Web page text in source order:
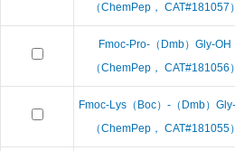
（ChemPep， CAT#181057）
Fmoc-Pro-（Dmb）Gly-OH
（ChemPep， CAT#181056）
Fmoc-Lys（Boc）-（Dmb）
（ChemPep， CAT#181055）